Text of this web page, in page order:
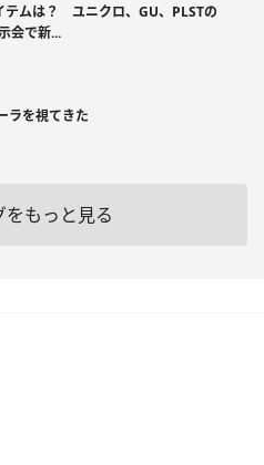
テムは？ ユニクロ、GU、PLSTの
会で新...
ラを視てきた
をもっと見る